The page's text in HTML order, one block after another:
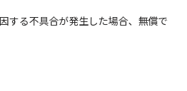
する不具合が発生した場合、無償で